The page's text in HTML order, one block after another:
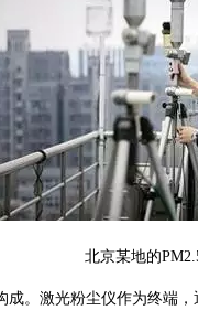
北京某地的
。激光粉尘仪作为终端